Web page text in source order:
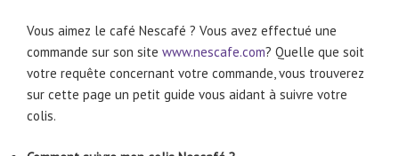
Vous aimez le café Nescafé ? Vous avez effectué une
commande sur son site www.nescafe.com? Quelle que soit
votre requête concernant votre commande, vous trouverez
sur cette page un petit guide vous aidant à suivre votre
colis.